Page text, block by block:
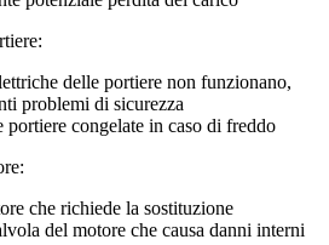
delle portiere non funzionano,
problemi di sicurezza
portiere congelate in caso di freddo
che richiede la sostituzione
del motore che causa danni interni